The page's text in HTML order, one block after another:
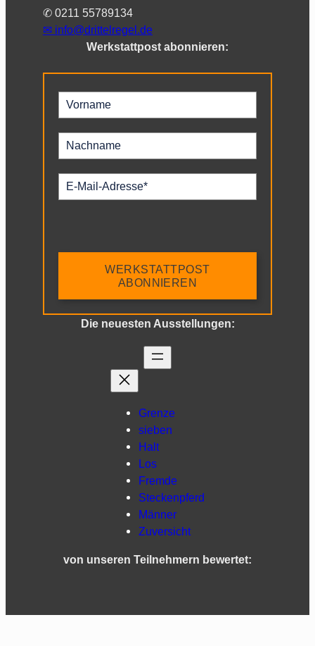
✆ 0211 55789134
✉︎info@drittelregel.de
Werkstattpost abonnieren:
WERKSTATTPOST
ABONNIEREN
Die neuesten Ausstellungen:
Grenze
sieben
Halt
Los
Fremde
Steckenpferd
Männer
Zuversicht
von unseren Teilnehmern bewertet: